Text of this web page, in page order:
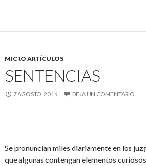
MICRO ARTÍCULOS
SENTENCIAS
7 AGOSTO, 2016 DEJA UN COMENTARIO
Se pronuncian miles diariamente en los
que algunas contengan elementos